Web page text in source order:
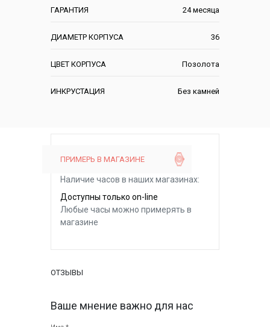
ГАРАНТИЯ 24 месяца
ДИАМЕТР КОРПУСА 36
ЦВЕТ КОРПУСА Позолота
ИНКРУСТАЦИЯ Без камней
ПРИМЕРЬ В МАГАЗИНЕ
Наличие часов в наших магазинах:
Доступны только on-line
Любые часы можно примерять в
магазине
ОТЗЫВЫ
Ваше мнение важно для нас